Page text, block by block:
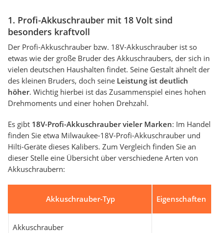
1. Profi-Akkuschrauber mit 18 Volt sind
besonders kraftvoll
Der Profi-Akkuschrauber bzw. 18V-Akkuschrauber ist so
etwas wie der große Bruder des Akkuschraubers, der sich in
vielen deutschen Haushalten findet. Seine Gestalt ähnelt der
des kleinen Bruders, doch seine Leistung ist deutlich
höher. Wichtig hierbei ist das Zusammenspiel eines hohen
Drehmoments und einer hohen Drehzahl.
Es gibt 18V-Profi-Akkuschrauber vieler Marken: Im Handel
finden Sie etwa Milwaukee-18V-Profi-Akkuschrauber und
Hilti-Geräte dieses Kalibers. Zum Vergleich finden Sie an
dieser Stelle eine Übersicht über verschiedene Arten von
Akkuschraubern:
Akkuschrauber-Typ Eigenschaften
Akkuschrauber